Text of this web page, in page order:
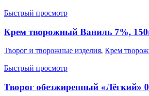
Быстрый просмотр
Крем творожный Ваниль 7%,
Творог и творожные изделия, Крем
Быстрый просмотр
Творог обезжиренный «Лёгкий»